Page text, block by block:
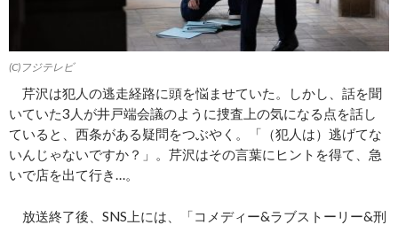
(C)フジテレビ
芹沢は犯人の逃走経路に頭を悩ませていた。しかし、話を聞
いていた3人が井戸端会議のように捜査上の気になる点を話し
ていると、西条がある疑問をつぶやく。「（犯人は）逃げてな
いんじゃないですか？」。芹沢はその言葉にヒントを得て、急
いで店を出て行き…。
放送終了後、SNS上には、「コメディー&ラブストーリー&刑